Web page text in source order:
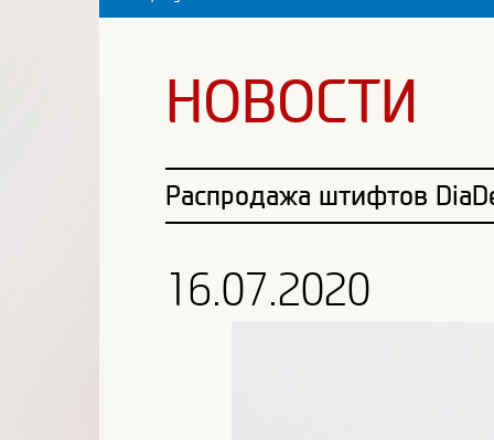
НОВОСТИ
Распродажа штифтов
16.07.2020